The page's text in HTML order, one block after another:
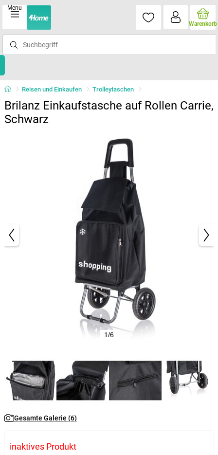
Menu
Warenkorb
Reisen und Einkaufen Trolleytaschen
Brilanz Einkaufstasche auf Rollen Carrie,
Schwarz
1/6
Gesamte Galerie (6)
inaktives Produkt